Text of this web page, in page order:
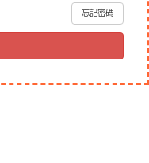
忘記密碼